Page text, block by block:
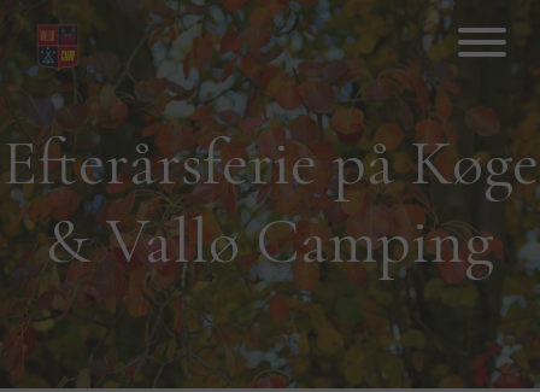
indhold
Efterårsferie på Køge
& Vallø Camping